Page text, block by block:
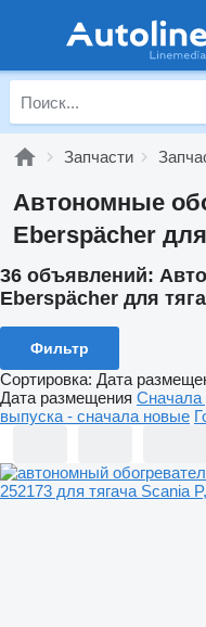
Запчасти
Автономные
Eberspächer
36 объявлений:
Eberspächer для
Фильтр
Сортировка: Дата
Дата размещения Сначала
выпуска - сначала новые